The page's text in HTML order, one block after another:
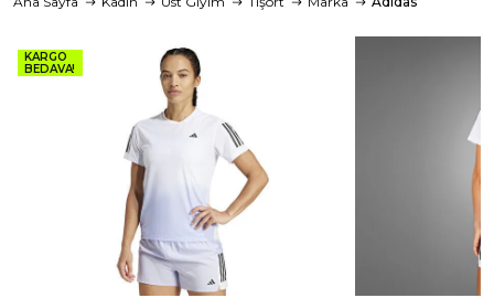
KARGO
BEDAVA!